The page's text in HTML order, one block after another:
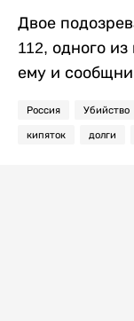
Двое
112, одного
ему и
Россия Убийство
кипяток долги